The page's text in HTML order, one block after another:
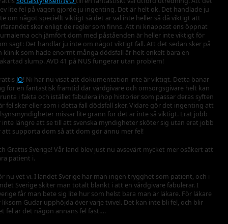
lite fel på vägen gjorde ju ingenting. Det är helt ok. Det handlade ju
om något speciellt viktigt så det är väl inte heller så då viktigt att
sker enligt de regler som finns. Att ni knappast ens öppnat
och jämfört dom med påståenden är heller inte viktigt för
sagt: Det handlar ju inte om något viktigt fall. Att det sedan sker på
klinik som hade enormt många dödsfall är helt enkelt bara en
slump. AVD 41 på NUS fungerar utan problem!
JO! Ni har nu visat att dokumentation inte är viktigt. Detta banar
för en fantastisk framtid där vårdgivare och omsorgsgivare helt kan
i fakta och istället fabulera ihop historier som passar deras syften
fel sker eller som i detta fall dödsfall sker. Vidare gör det ingenting att
missar lite grann för det är inte så viktigt. Erat jobb
inte längre att se till att svenska myndigheter sköter sig utan erat jobb
att supporta dom så att dom gör ännu mer fel!
Grattis Sverige! Vår land blev just nu avsevärt mycket mer osäkert att
patient i.
nu vet vi. I landet Sverige har man ingen trygghet som patient, och i
Sverige skiter man totalt blankt i att en vårdgivare fabulerar. I
får man bete sig lite hur som helst bara man är läkare. För läkare
liksom Gudar upphöjda över varje tvivel. Det kan inte bli fel, och blir
fel är det någon annans fel fast….